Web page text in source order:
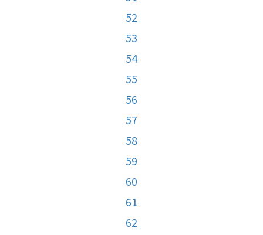
52
53
54
55
56
57
58
59
60
61
62